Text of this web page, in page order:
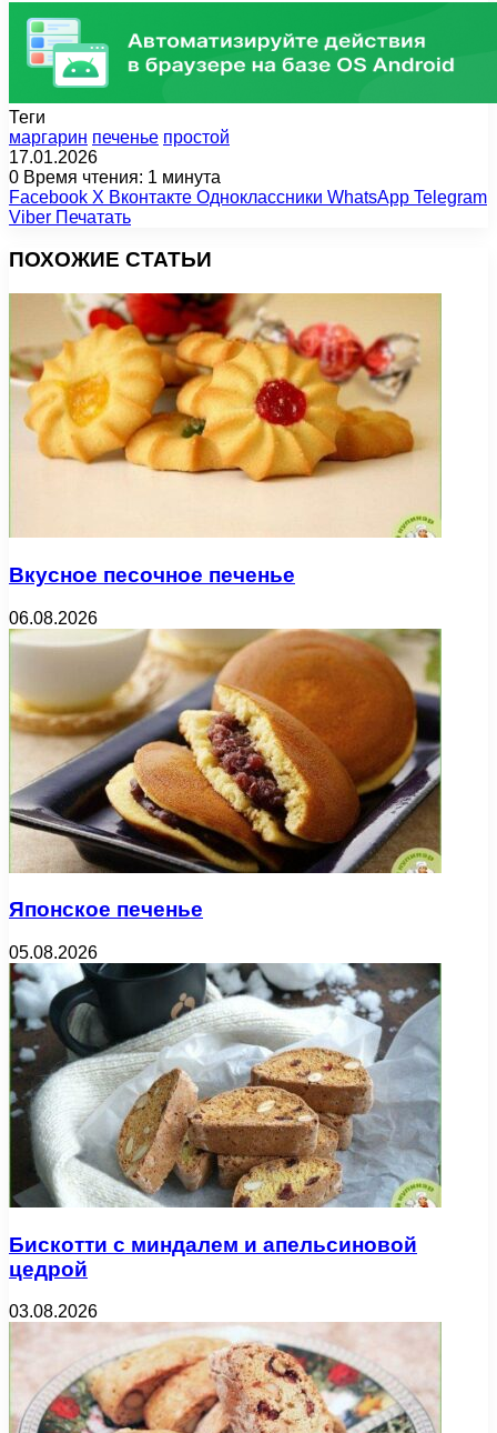
Теги
маргарин печенье простой
17.01.2026
0 Время чтения: 1 минута
Facebook X Вконтакте Одноклассники WhatsApp Telegram
Viber Печатать
ПОХОЖИЕ СТАТЬИ
Вкусное песочное печенье
06.08.2026
Японское печенье
05.08.2026
Бискотти с миндалем и апельсиновой
цедрой
03.08.2026